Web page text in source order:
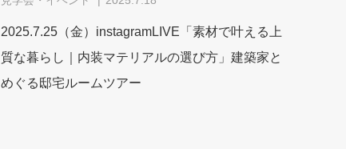
2025.7.25（金）instagramLIVE「素材で叶える上
質な暮らし｜内装マテリアルの選び方」建築家と
めぐる邸宅ルームツアー